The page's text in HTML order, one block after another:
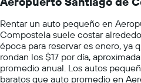
por
The
has
1
Y
axis
displaying
values.
Rentar un auto pequeño en
Compostela suele costar
época para reservar es enero, ya
rondan los $17 por día,
promedio anual. Los autos
baratos que auto promedio en